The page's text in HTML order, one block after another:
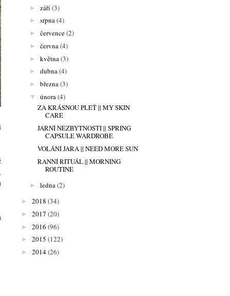
► září(3)
► srpna(4)
► července(2)
► června(4)
► května(3)
► dubna(4)
► března(3)
▼ února(4)
ZA KRÁSNOU PLEŤ || MY SKIN
CARE
JARNÍ NEZBYTNOSTI || SPRING
CAPSULE WARDROBE
VOLÁNÍ JARA || NEED MORE SUN
RANNÍ RITUÁL || MORNING
ROUTINE
► ledna(2)
► 2018 (34)
► 2017 (20)
► 2016 (96)
► 2015 (122)
► 2014(26)